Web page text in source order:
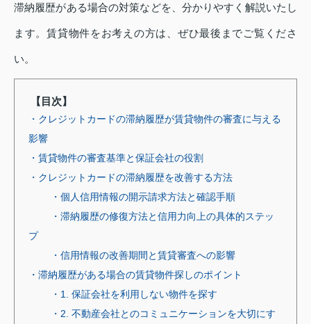
滞納履歴がある場合の対策などを、分かりやすく解説いたし
ます。賃貸物件をお考えの方は、ぜひ最後までご覧くださ
い。
【目次】
・クレジットカードの滞納履歴が賃貸物件の審査に与える
影響
・賃貸物件の審査基準と保証会社の役割
・クレジットカードの滞納履歴を改善する方法
・個人信用情報の開示請求方法と確認手順
・滞納履歴の修復方法と信用力向上の具体的ステッ
プ
・信用情報の改善期間と賃貸審査への影響
・滞納履歴がある場合の賃貸物件探しのポイント
・1. 保証会社を利用しない物件を探す
・2. 不動産会社とのコミュニケーションを大切にす